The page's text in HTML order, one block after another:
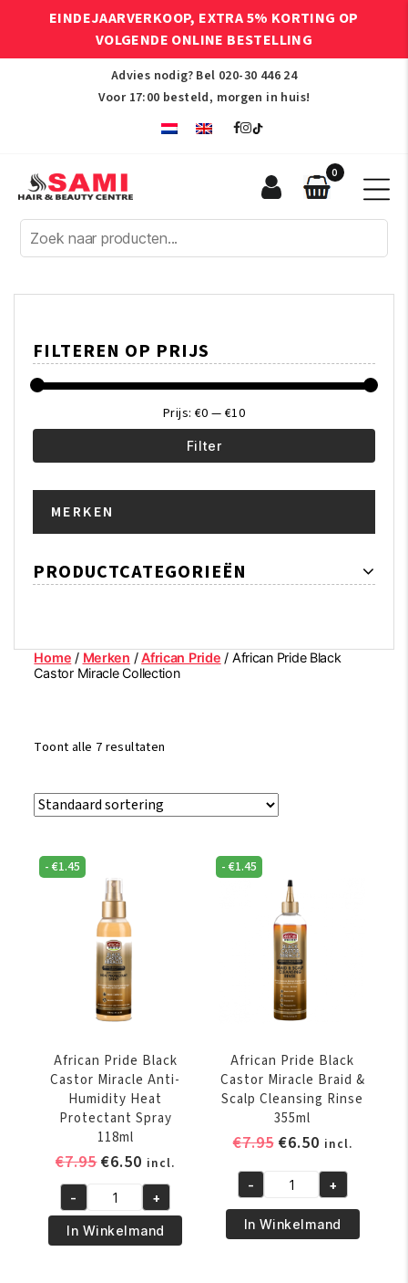
EINDEJAARVERKOOP, EXTRA 5% KORTING OP
VOLGENDE ONLINE BESTELLING
Advies nodig? Bel 020-30 446 24
Voor 17:00 besteld, morgen in huis!
Afro
Hair
Beauty
0
FILTEREN OP PRIJS
Filter
Prijs: €0 — €10
MERKEN
PRODUCTCATEGORIEËN
Home / Merken /African Pride / African Pride Black
Castor Miracle Collection
Toont alle 7 resultaten
-€1.45
African Pride Black
Castor Miracle Anti-
Humidity Heat
Protectant Spray
118ml
€7.95Oorspronkelijke
was:
€7.95.
€6.50 Huidige
prijs
is:
€6.50.
incl.
African
Pride
Black
- +
In Winkelmand
-€1.45
African Pride Black
Castor Miracle Braid &
Scalp Cleansing Rinse
355ml
€7.95 Oorspronkelijke
was:
€7.95.
€6.50Huidige
is:
€6.50.
incl.
African
Pride
Black
- +
In Winkelmand